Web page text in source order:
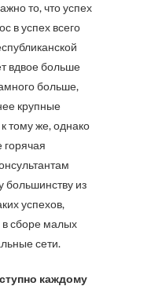
то, что успех
в успех всего
вдвое больше
больше,
крупные
тому же, однако
горячая
большинству из
успехов,
в сборе малых
сети.
каждому